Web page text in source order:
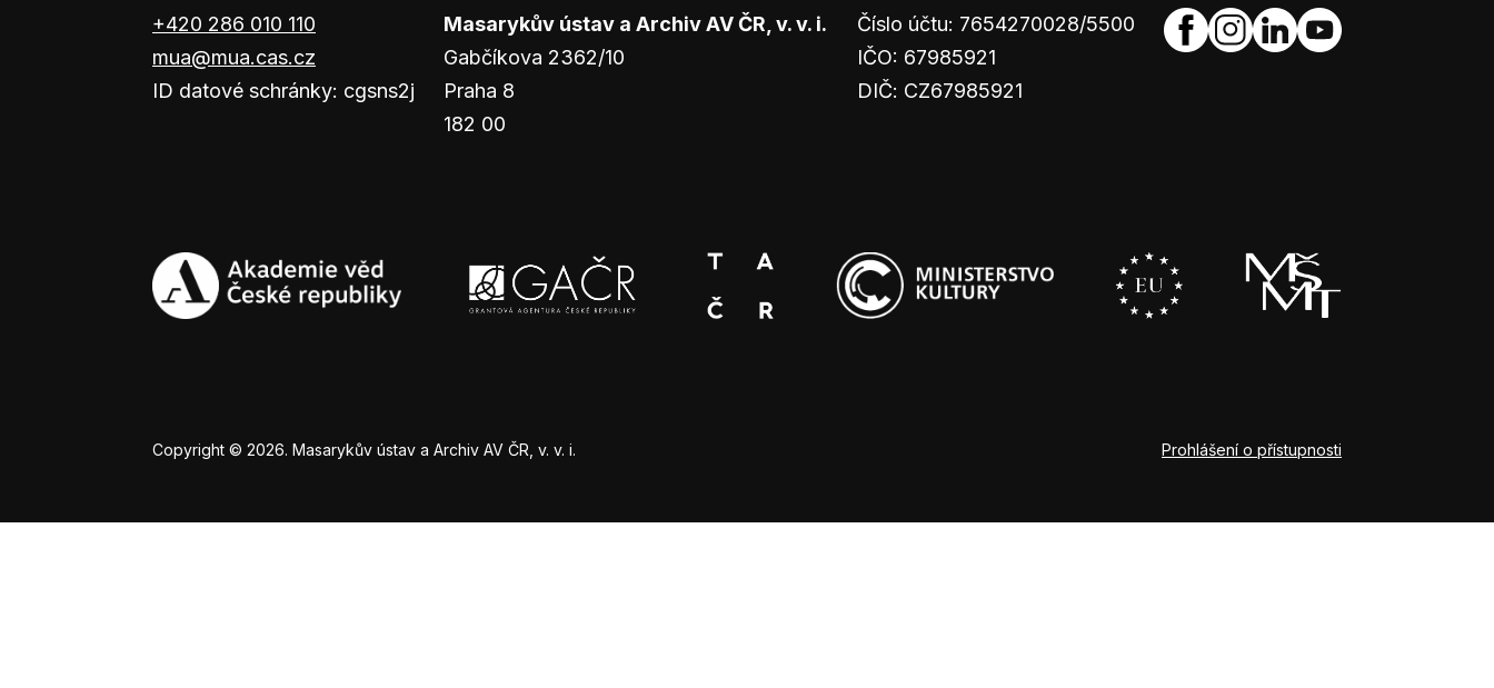
+420 286 010 110
mua@mua.cas.cz
ID datové schránky: cgsns2j
Masarykův ústav a Archiv AV ČR, v. v. i.
Gabčíkova 2362/10
Praha 8
182 00
Číslo účtu: 7654270028/5500
IČO: 67985921
DIČ: CZ67985921
Copyright © 2026. Masarykův ústav a Archiv AV ČR, v. v. i. Prohlášení o přístupnosti